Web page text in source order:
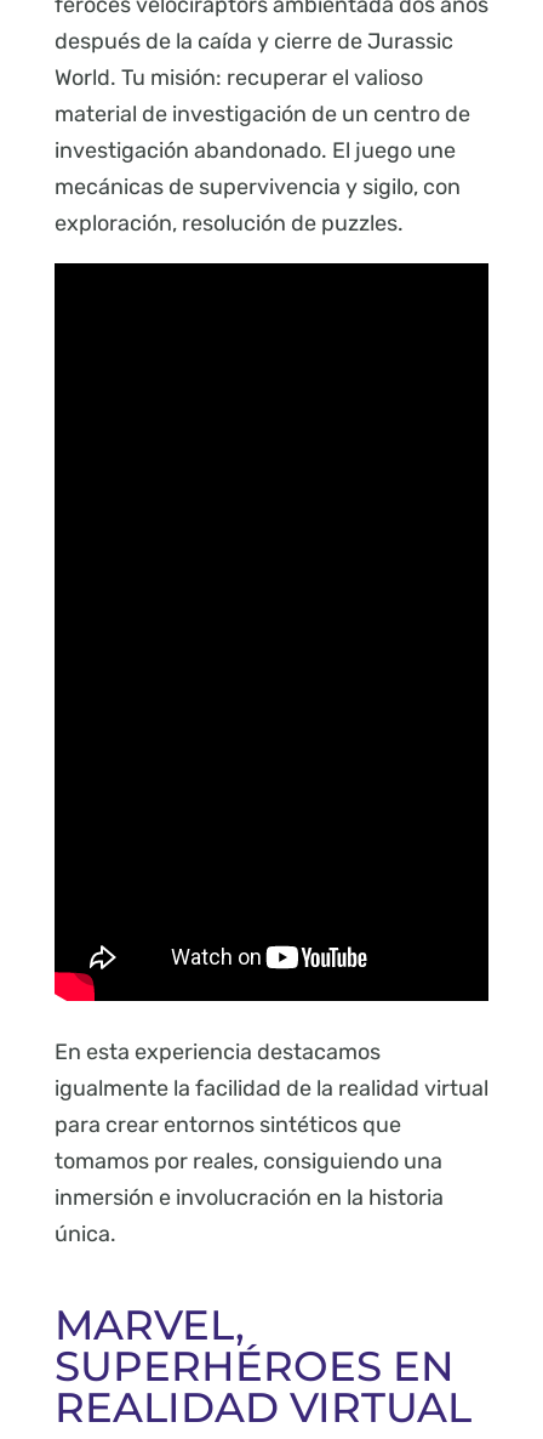
después de la caída y cierre de Jurassic
World. Tu misión: recuperar el valioso
material de investigación de un centro de
investigación abandonado. El juego une
mecánicas de supervivencia y sigilo, con
exploración, resolución de puzzles.
En esta experiencia destacamos
igualmente la facilidad de la realidad virtual
para crear entornos sintéticos que
tomamos por reales, consiguiendo una
inmersión e involucración en la historia
única.
MARVEL,
SUPERHÉROES EN
REALIDAD VIRTUAL